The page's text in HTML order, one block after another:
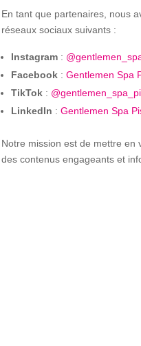
En tant que partenaires, nous
réseaux sociaux suivants :
Instagram :
Facebook :Gentlemen Spa
TikTok :
LinkedIn :Gentlemen Spa
Notre mission est de mettre en
des contenus engageants et